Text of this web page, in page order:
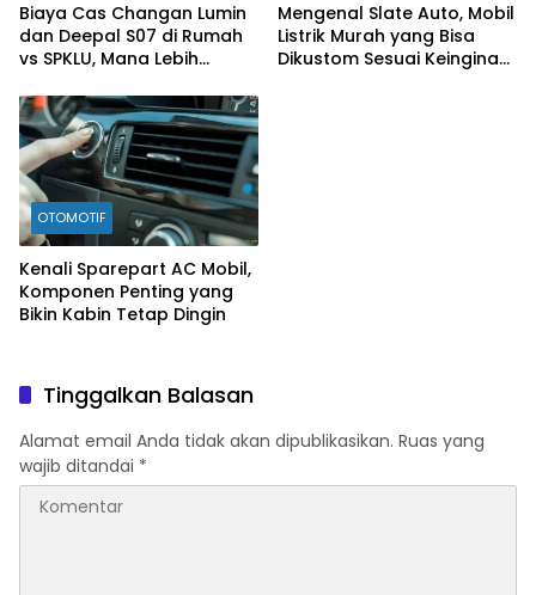
Biaya Cas Changan Lumin
dan Deepal S07 di Rumah
vs SPKLU, Mana Lebih
Mengenal Slate Auto, Mobil
Listrik Murah yang Bisa
Dikustom Sesuai Keinginan
OTOMOTIF
Kenali Sparepart AC Mobil,
Komponen Penting yang
Bikin Kabin Tetap Dingin
Tinggalkan Balasan
Alamat email Anda tidak akan dipublikasikan. Ruas yang
wajib ditandai *